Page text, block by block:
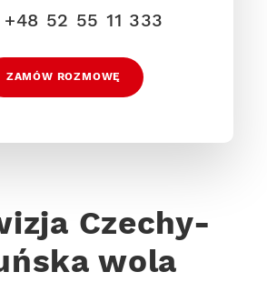
+48 52 55 11 333
ZAMÓW ROZMOWĘ
Czechy-
wola